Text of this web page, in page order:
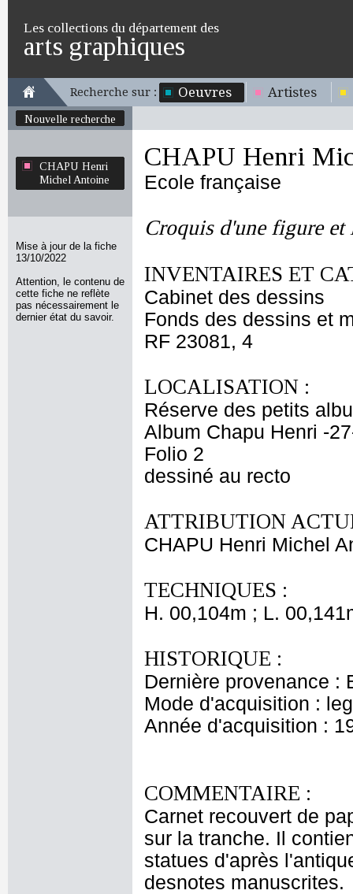
Les collections du département des
arts graphiques
Recherche sur : Oeuvres Artistes
Nouvelle recherche
CHAPU Henri
Michel Antoine
Mise à jour de la fiche
13/10/2022
Attention, le contenu de
cette fiche ne reflète
pas nécessairement le
dernier état du savoir.
CHAPU Henri
Ecole française
Croquis d'une figure
INVENTAIRES ET
Cabinet des dessins
Fonds des dessins et
RF 23081, 4
LOCALISATION :
Réserve des petits
Album Chapu Henri -
Folio 2
dessiné au recto
ATTRIBUTION
CHAPU Henri Michel
TECHNIQUES :
H. 00,104m ; L.
HISTORIQUE :
Dernière provenance :
Mode d'acquisition :
Année d'acquisition :
COMMENTAIRE :
Carnet recouvert de
sur la tranche. Il
statues d'après
desnotes manuscrites.